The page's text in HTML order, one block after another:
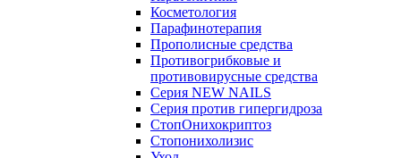
Косметология
Парафинотерапия
Прополисные средства
Противогрибковые и
противовирусные средства
Серия NEW NAILS
Серия против гипергидроза
СтопОнихокриптоз
Стопонихолизис